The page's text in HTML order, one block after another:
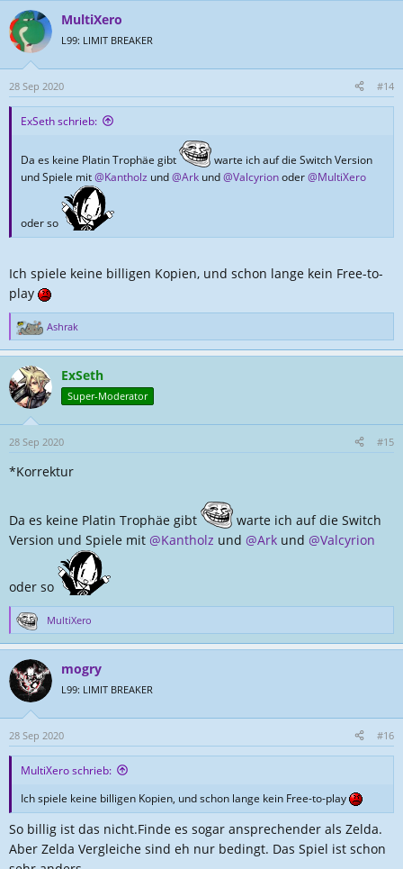
k
t
i
o
n
e
MultiXero
L99: LIMIT BREAKER
28 Sep 2020 #14
ExSeth schrieb:
Da es keine Platin Trophäe gibt
warte ich auf die Switch Version
und Spiele mit@Kantholz und@Ark und@Valcyrionoder@MultiXero
oder so
Ich spiele keine billigen Kopien, und schon lange kein Free-to-
play
R
e
k
t
i
o
n
n
Ashrak
ExSeth
Super-Moderator
28 Sep 2020 #15
*Korrektur
Da es keine Platin Trophäe gibt
warte ich auf die Switch
Version und Spiele mit @Kantholz und @Ark und @Valcyrion
oder so
R
e
k
t
i
o
n
e
MultiXero
mogry
L99: LIMIT BREAKER
28 Sep 2020 #16
MultiXero schrieb:
Ich spiele keine billigen Kopien, und schon lange kein Free-to-play
So billig ist das nicht.Finde es sogar ansprechender als Zelda.
Aber Zelda Vergleiche sind eh nur bedingt. Das Spiel ist schon